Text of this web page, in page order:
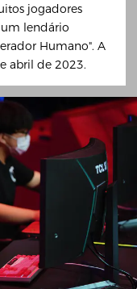
jogadores
um lendário
Humano". A
abril de 2023.